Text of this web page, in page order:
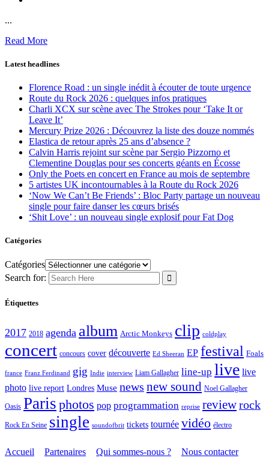
...
Read More
Latest headlines
Florence Road : un single inédit à écouter de toute urgence
Route du Rock 2026 : quelques infos pratiques
Charli XCX sur scène avec The Strokes pour ‘Take It or
Leave It’
Mercury Prize 2026 : Découvrez la liste des douze nommés
Elastica de retour après 25 ans d’absence ?
Calvin Harris rejoint sur scène par Sergio Pizzorno et
Clementine Douglas pour ses concerts géants en Écosse
Only the Poets en concert en France au mois de septembre
5 artistes UK incontournables à la Route du Rock 2026
‘Now We Can’t Be Friends’ : Bloc Party partage un nouveau
single pour faire danser les cœurs brisés
‘Shit Love’ : un nouveau single explosif pour Fat Dog
Catégories
Catégories
Search for:
Étiquettes
2017 2018 agenda album Arctic Monkeys clip coldplay
concert concours cover découverte Ed Sheeran EP festival Foals
france Franz Ferdinand gig Indie interview Liam Gallagher line-up live live
photo live report Londres Muse news new sound Noel Gallagher
Oasis Paris photos pop programmation reprise reviewrock
Rock En Seine single soundofbrit tickets tournée vidéo électro
Accueil Partenaires Qui sommes-nous ? Nous contacter